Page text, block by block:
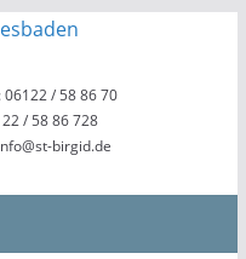
06122 / 58 86 70
/ 58 86 728
birgid.de